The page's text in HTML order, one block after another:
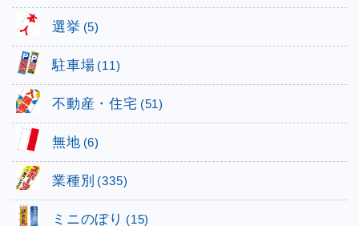
選挙 (5)
駐車場 (11)
不動産・住宅 (51)
無地 (6)
業種別 (335)
ミニのぼり (15)